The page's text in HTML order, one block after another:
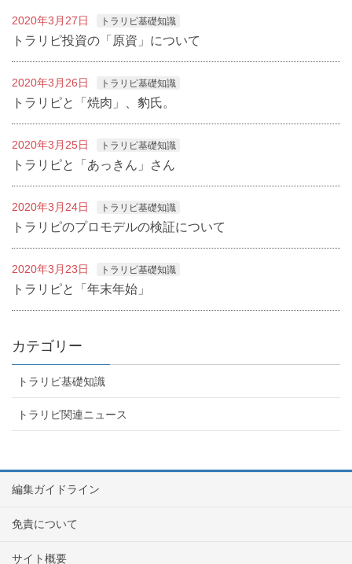
2020年3月27日 トラリピ基礎知識
トラリピ投資の「原資」について
2020年3月26日 トラリピ基礎知識
トラリピと「焼肉」、豹氏。
2020年3月25日 トラリピ基礎知識
トラリピと「あっきん」さん
2020年3月24日 トラリピ基礎知識
トラリピのプロモデルの検証について
2020年3月23日 トラリピ基礎知識
トラリピと「年末年始」
カテゴリー
トラリピ基礎知識
トラリピ関連ニュース
編集ガイドライン
免責について
サイト概要